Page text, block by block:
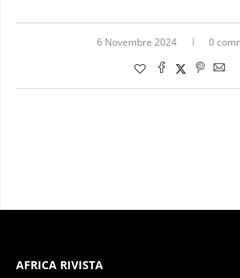
6 Novembre 2024 0
AFRICA RIVISTA